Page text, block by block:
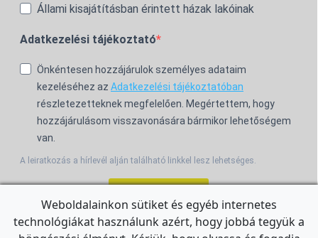
Állami kisajátításban érintett házak lakóinak
Adatkezelési tájékoztató
Önkéntesen hozzájárulok személyes adataim
kezeléséhez az Adatkezelési tájékoztatóban
részletezetteknek megfelelően. Megértettem, hogy
hozzájárulásom visszavonására bármikor lehetőségem
van.
A leiratkozás a hírlevél alján található linkkel lesz lehetséges.
For the English Newsletter, clickHERE.
Weboldalainkon sütiket és egyéb internetes
technológiákat használunk azért, hogy jobbá tegyük a